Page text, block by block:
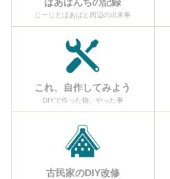
じーじとばあばと周辺の出来事
これ、自作してみよう
DIYで作った物、やった事
古民家のDIY改修